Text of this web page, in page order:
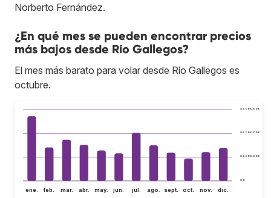
Norberto Fernández.
¿En qué mes se pueden encontrar precios
más bajos desde Río Gallegos?
El mes más barato para volar desde Río Gallegos es
octubre.
$ 0
$ 2.000.000
$ 4.000.000
$ 6.000.000
ene. feb. mar. abr. may. jun. jul. ago. sept. oct. nov. dic.